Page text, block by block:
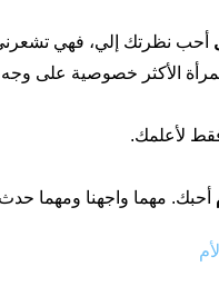
أحب نظرتك إلي، فهي
الأكثر خصوصية على
لأعلمك.
أحبك. مهما واجهنا ومهما